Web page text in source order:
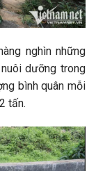
nghìn những
dưỡng trong
bình quân mỗi
tấn.